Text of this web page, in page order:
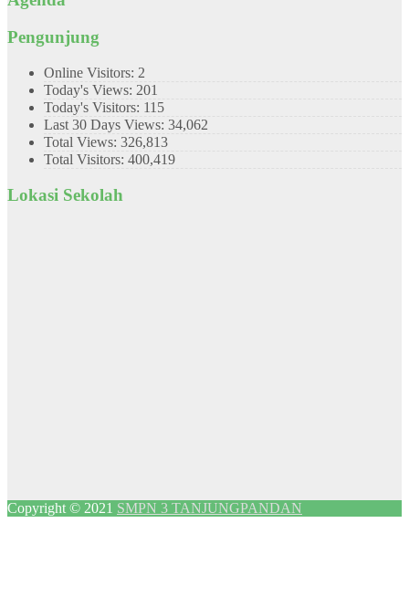
Pengunjung
Online Visitors: 2
Today's Views: 201
Today's Visitors: 115
Last 30 Days Views: 34,062
Total Views: 326,813
Total Visitors: 400,419
Lokasi Sekolah
Copyright © 2021 SMPN 3 TANJUNGPANDAN